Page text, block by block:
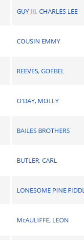
GUY III, CHARLES LEE
COUSIN EMMY
REEVES, GOEBEL
O'DAY, MOLLY
BAILES BROTHERS
BUTLER, CARL
LONESOME PINE
McAULIFFE, LEON